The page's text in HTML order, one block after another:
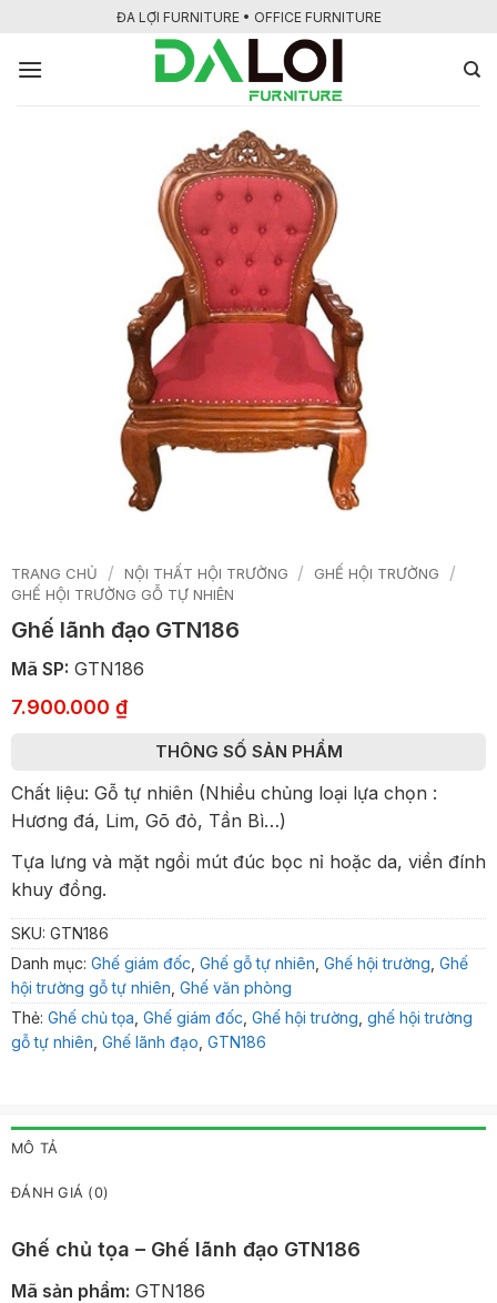
nội
ĐA LỢI FURNITURE • OFFICE FURNITURE
TRANG CHỦ / NỘI THẤT HỘI TRƯỜNG / GHẾ HỘI TRƯỜNG /
GHẾ HỘI TRƯỜNG GỖ TỰ NHIÊN
Ghế lãnh đạo GTN186
Mã SP: GTN186
7.900.000 ₫
THÔNG SỐ SẢN PHẨM
Chất liệu: Gỗ tự nhiên (Nhiều chủng loại lựa chọn :
Hương đá, Lim, Gõ đỏ, Tần Bì…)
Tựa lưng và mặt ngồi mút đúc bọc nỉ hoặc da, viền đính
khuy đồng.
SKU: GTN186
Danh mục: Ghế giám đốc Ghế gỗ tự nhiên Ghế hội trường Ghế
hội trường gỗ tự nhiên Ghế văn phòng
Thẻ: Ghế chủ tọa Ghế giám đốc Ghế hội trường ghế hội trường
gỗ tự nhiên Ghế lãnh đạo GTN186
MÔ TẢ
ĐÁNH GIÁ (0)
Ghế chủ tọa – Ghế lãnh đạo GTN186
Mã sản phẩm: GTN186